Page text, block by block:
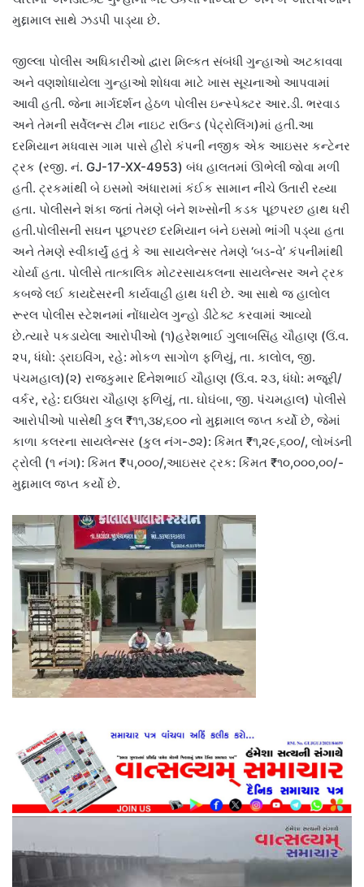
મુદ્દામાલ સાથે ઝડપી પાડ્યા છે.
જીલ્લા પોલીસ અધિકારીઓ દ્વારા મિલ્કત સંબંધી ગુન્હાઓ અટકાવવા
અને વણશોધાયેલા ગુન્હાઓ શોધવા માટે ખાસ સૂચનાઓ આપવામાં
આવી હતી. જેના માર્ગદર્શન હેઠળ પોલીસ ઇન્સ્પેક્ટર આર.ડી. ભરવાડ
અને તેમની સર્વેલન્સ ટીમ નાઇટ રાઉન્ડ (પેટ્રોલિંગ)માં હતી.આ
દરમિયાન મધવાસ ગામ પાસે હીરો કંપની નજીક એક આઇસર કન્ટેનર
ટ્રક (રજી. નં. GJ-17-XX-4953) બંધ હાલતમાં ઊભેલી જોવા મળી
હતી. ટ્રકમાંથી બે ઇસમો અંધારામાં કંઈક સામાન નીચે ઉતારી રહ્યા
હતા. પોલીસને શંકા જતાં તેમણે બંને શખ્સોની કડક પૂછપરછ હાથ ધરી
હતી.પોલીસની સઘન પૂછપરછ દરમિયાન બંને ઇસમો ભાંગી પડ્યા હતા
અને તેમણે સ્વીકાર્યું હતું કે આ સાયલેન્સર તેમણે ‘બડ-વે’ કંપનીમાંથી
ચોર્યા હતા. પોલીસે તાત્કાલિક મોટરસાયકલના સાયલેન્સર અને ટ્રક
કબજે લઈ કાયદેસરની કાર્યવાહી હાથ ધરી છે. આ સાથે જ હાલોલ
રૂરલ પોલીસ સ્ટેશનમાં નોંધાયેલ ગુન્હો ડીટેક્ટ કરવામાં આવ્યો
છે.ત્યારે પકડાયેલા આરોપીઓ (૧)હરેશભાઈ ગુલાબસિંહ ચૌહાણ (ઉં.વ.
૨૫, ધંધો: ડ્રાઇવિંગ, રહે: મોકળ સાગોળ ફળિયું, તા. કાલોલ, જી.
પંચમહાલ)(૨) રાજકુમાર દિનેશભાઈ ચૌહાણ (ઉં.વ. ૨૩, ધંધો: મજૂરી/
વર્કર, રહે: દાઉધરા ચૌહાણ ફળિયું, તા. ઘોઘંબા, જી. પંચમહાલ) પોલીસે
આરોપીઓ પાસેથી કુલ ₹૧૧,૩૪,૬૦૦ નો મુદ્દામાલ જપ્ત કર્યો છે, જેમાં
કાળા કલરના સાયલેન્સર (કુલ નંગ-૭૨): કિંમત ₹૧,૨૯,૬૦૦/, લોખંડની
ટ્રોલી (૧ નંગ): કિંમત ₹૫,૦૦૦/,આઇસર ટ્રક: કિંમત ₹૧૦,૦૦૦,૦૦/-
મુદ્દામાલ જપ્ત કર્યો છે.